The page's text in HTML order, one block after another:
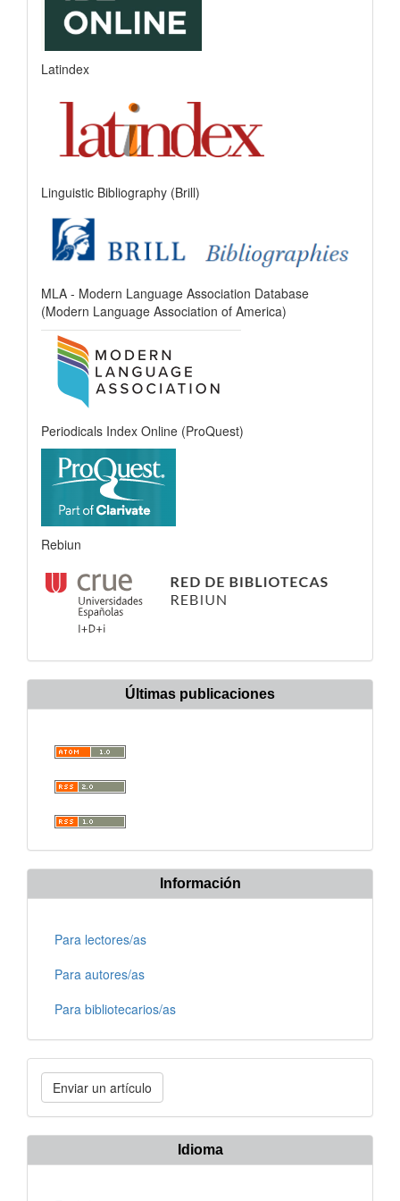
Latindex
Linguistic Bibliography (Brill)
MLA - Modern Language Association Database
(Modern Language Association of America)
Periodicals Index Online (ProQuest)
Rebiun
Últimas publicaciones
Información
Para lectores/as
Para autores/as
Para bibliotecarios/as
Enviar
un
artículo
Enviar un artículo
Idioma